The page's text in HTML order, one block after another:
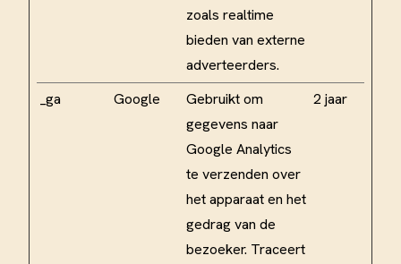
zoals realtime
bieden van externe
adverteerders.
_ga Google
Gebruikt om
gegevens naar
Google Analytics
te verzenden over
het apparaat en het
gedrag van de
bezoeker. Traceert
2 jaar